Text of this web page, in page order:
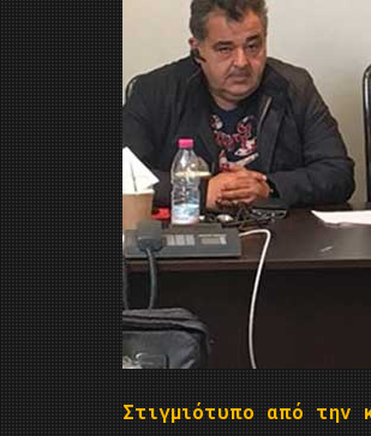
Στιγμιότυπο από την